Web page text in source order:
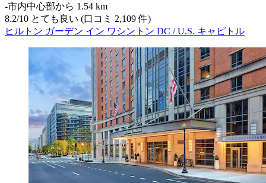
‐市内中心部から 1.54 km
8.2/10 とても良い (口コミ 2,109 件)
ヒルトン ガーデン イン ワシントン DC / U.S. キャピトル